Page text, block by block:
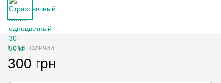
Нет в наличии
300 грн